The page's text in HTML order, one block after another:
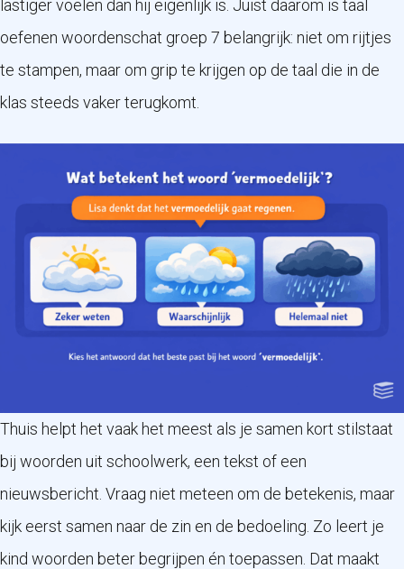
lastiger voelen dan hij eigenlijk is. Juist daarom is taal
oefenen woordenschat groep 7 belangrijk: niet om rijtjes
te stampen, maar om grip te krijgen op de taal die in de
klas steeds vaker terugkomt.
Thuis helpt het vaak het meest als je samen kort stilstaat
bij woorden uit schoolwerk, een tekst of een
nieuwsbericht. Vraag niet meteen om de betekenis, maar
kijk eerst samen naar de zin en de bedoeling. Zo leert je
kind woorden beter begrijpen én toepassen. Dat maakt